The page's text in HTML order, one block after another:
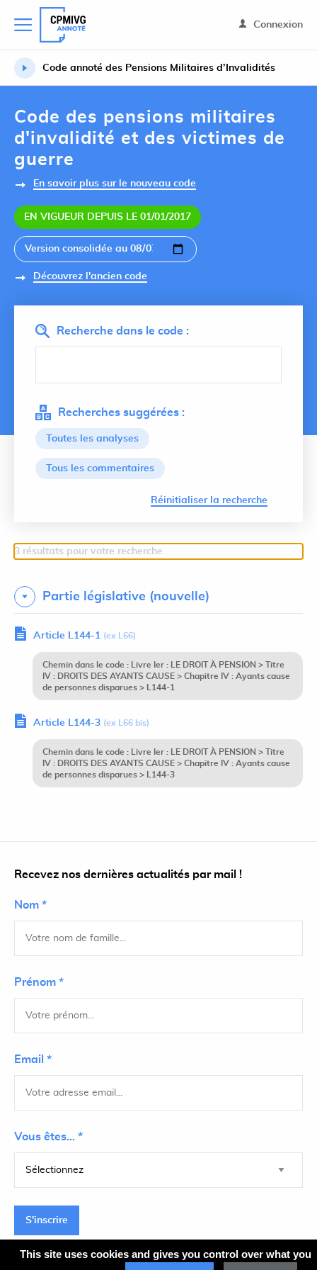
Connexion
Code annoté des Pensions Militaires d’Invalidités
Code des pensions militaires
d'invalidité et des victimes de
guerre
En savoir plus sur le nouveau code
EN VIGUEUR DEPUIS LE 01/01/2017
Découvrez l'ancien code
Recherche dans le code :
Recherches suggérées :
Toutes les analyses
Tous les commentaires
Réinitialiser la recherche
3 résultats pour votre recherche
Partie législative (nouvelle)
Article L144-1 (ex L66)
Chemin dans le code : Livre Ier : LE DROIT À PENSION > Titre
IV : DROITS DES AYANTS CAUSE > Chapitre IV : Ayants cause
de personnes disparues > L144-1
Article L144-3 (ex L66 bis)
Chemin dans le code : Livre Ier : LE DROIT À PENSION > Titre
IV : DROITS DES AYANTS CAUSE > Chapitre IV : Ayants cause
de personnes disparues > L144-3
Recevez nos dernières actualités par mail !
Nom *
Prénom *
Email *
Vous êtes... *
S'inscrire
This site uses cookies and gives you control over what you